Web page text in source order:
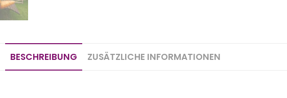
BESCHREIBUNG ZUSÄTZLICHE INFORMATIONEN